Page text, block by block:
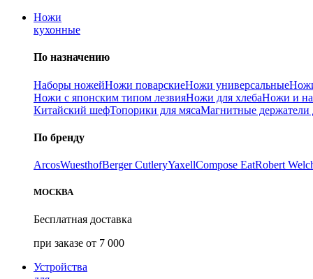
Ножи
кухонные
По назначению
Наборы ножейНожи поварскиеНожи универсальные
Ножи с японским типом лезвияНожи для хлебаНожи и
Китайский шефТопорики для мясаМагнитные держатели
По бренду
ArcosWuesthofBerger CutleryYaxellCompose EatRobert
МОСКВА
Бесплатная доставка
при заказе от 7 000
Устройства